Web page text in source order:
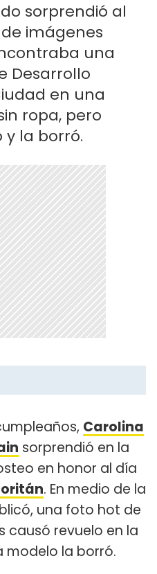
sorprendió al
imágenes
una
Desarrollo
en una
ropa, pero
y la borró.
Carolina
sorprendió en la
en honor al día
. En medio de la
una foto hot de
causó revuelo en la
modelo la borró.